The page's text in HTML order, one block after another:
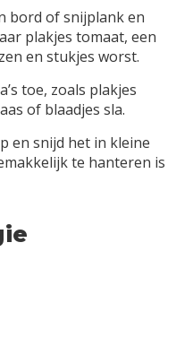
bord of snijplank en
plakjes tomaat, een
en stukjes worst.
toe, zoals plakjes
of blaadjes sla.
en snijd het in kleine
te hanteren is